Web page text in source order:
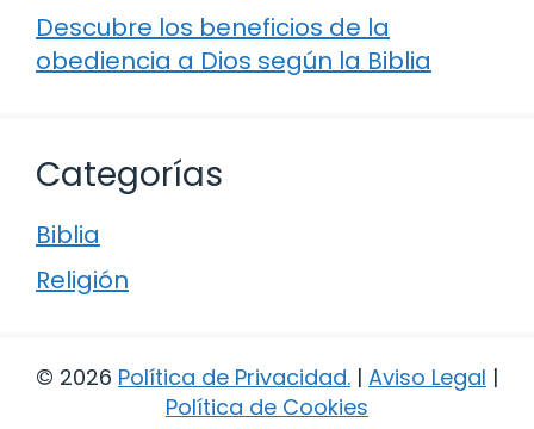
Descubre los beneficios de la
obediencia a Dios según la Biblia
Categorías
Biblia
Religión
© 2026 Política de Privacidad. | Aviso Legal |
Política de Cookies